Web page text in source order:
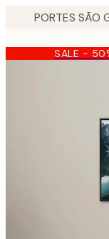
content. SALE -